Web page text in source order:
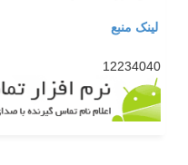
لینک منبع
12234040